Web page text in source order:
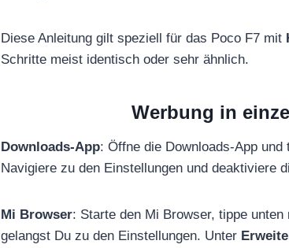
Diese Anleitung gilt speziell für das Poco F7 mit
Schritte meist identisch oder sehr ähnlich.
Werbung in
Downloads-App: Öffne die Downloads-App
Navigiere zu den Einstellungen und deaktiviere
Mi Browser: Starte den Mi Browser, tippe
gelangst Du zu den Einstellungen. Unter